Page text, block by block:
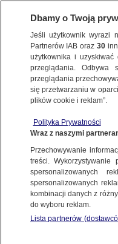
BIZNES
Z KRAJU
"Kończymy prace"
9.11.2021, 16:33
Udostępnij
Dbamy o Twoją
Jeśli użytkownik wyrazi
Partnerów IAB oraz30
użytkownika i
przeglądania. Odbywa
przeglądania
się przetwarzaniu w
plików cookie i reklam”.
Polityka Prywatności
Wraz z naszymi
Przechowywanie
treści.
spersonalizowanych
spersonalizowanych
kombinacji danych z
do wyboru reklam.
Lista partnerów